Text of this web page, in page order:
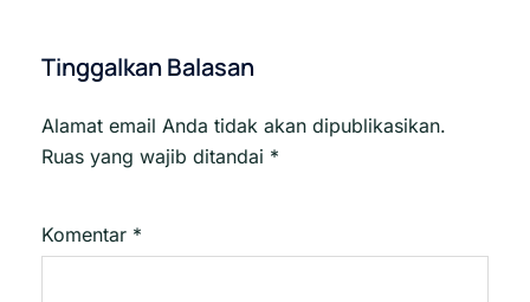
Tinggalkan Balasan
Alamat email Anda tidak akan dipublikasikan.
Ruas yang wajib ditandai *
Komentar *